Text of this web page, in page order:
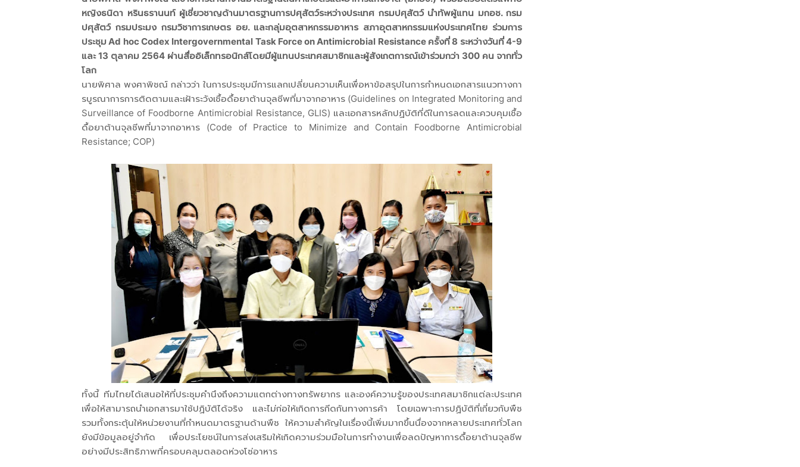
หญิงธนิดา หรินธรานนท์ ผู้เชี่ยวชาญด้านมาตรฐานการปศุสัตว์ระหว่างประเทศ กรมปศุสัตว์ นำทัพผู้แทน มกอช. กรม
ปศุสัตว์ กรมประมง กรมวิชาการเกษตร อย. และกลุ่มอุตสาหกรรมอาหาร สภาอุตสาหกรรมแห่งประเทศไทย ร่วมการ
ประชุม Ad hoc Codex Intergovernmental Task Force on Antimicrobial Resistance ครั้งที่ 8 ระหว่างวันที่ 4-9
และ 13 ตุลาคม 2564 ผ่านสื่ออิเล็กทรอนิกส์โดยมีผู้แทนประเทศสมาชิกและผู้สังเกตการณ์เข้าร่วมกว่า 300 คน จากทั่ว
โลก
นายพิศาล พงศาพิชณ์ กล่าวว่า ในการประชุมมีการแลกเปลี่ยนความเห็นเพื่อหาข้อสรุปในการกำหนดเอกสารแนวทางกา
รบูรณาการการติดตามและเฝ้าระวังเชื้อดื้อยาต้านจุลชีพที่มาจากอาหาร (Guidelines on Integrated Monitoring and
Surveillance of Foodborne Antimicrobial Resistance, GLIS) และเอกสารหลักปฏิบัติที่ดีในการลดและควบคุมเชื้อ
ดื้อยาต้านจุลชีพที่มาจากอาหาร (Code of Practice to Minimize and Contain Foodborne Antimicrobial
Resistance; COP)
ทั้งนี้ ทีมไทยได้เสนอให้ที่ประชุมคำนึงถึงความแตกต่างทางทรัพยากร และองค์ความรู้ของประเทศสมาชิกแต่ละประเทศ
เพื่อให้สามารถนำเอกสารมาใช้ปฏิบัติได้จริง และไม่ก่อให้เกิดการกีดกันทางการค้า โดยเฉพาะการปฏิบัติที่เกี่ยวกับพืช
รวมทั้งกระตุ้นให้หน่วยงานที่กำหนดมาตรฐานด้านพืช ให้ความสำคัญในเรื่องนี้เพิ่มมากขึ้นนื่องจากหลายประเทศทั่วโลก
ยังมีข้อมูลอยู่จำกัด เพื่อประโยชน์ในการส่งเสริมให้เกิดความร่วมมือในการทำงานเพื่อลดปัญหาการดื้อยาต้านจุลชีพ
อย่างมีประสิทธิภาพที่ครอบคลุมตลอดห่วงโซ่อาหาร